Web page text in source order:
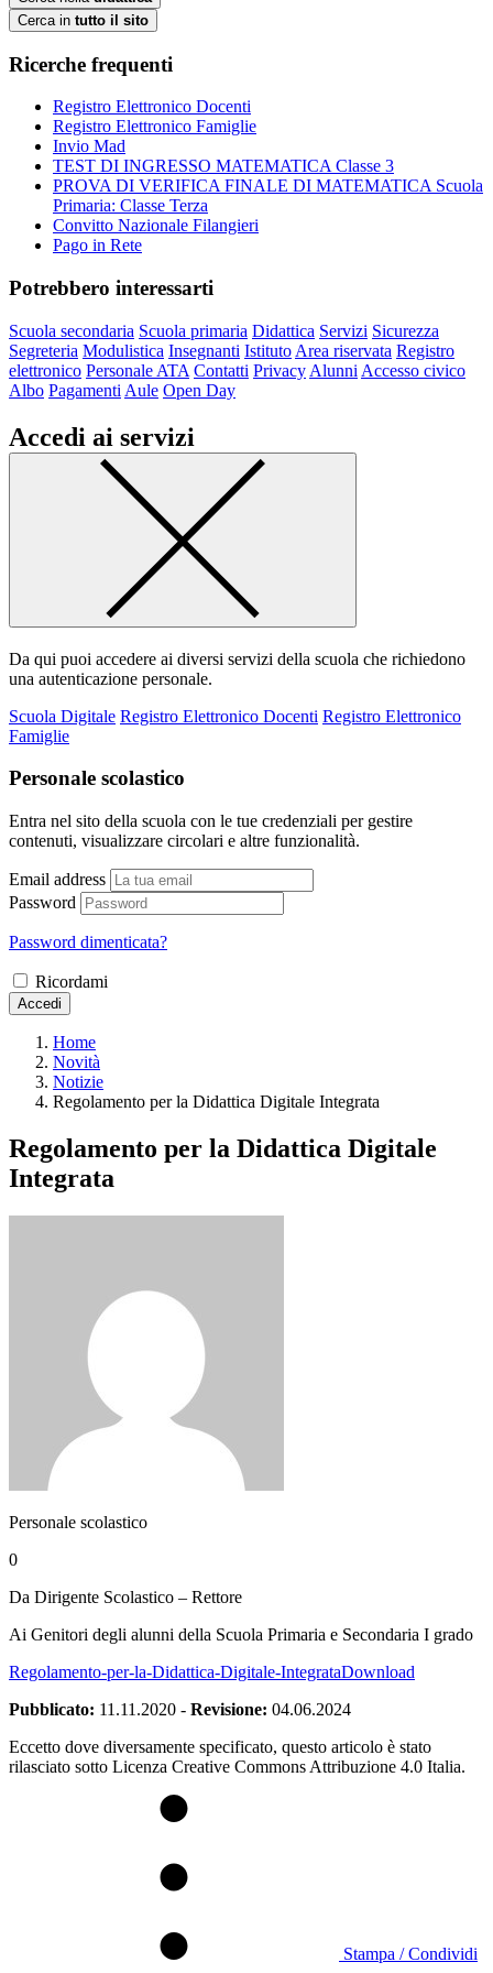
Cerca in tutto il sito
Ricerche frequenti
Registro Elettronico Docenti
Registro Elettronico Famiglie
Invio Mad
TEST DI INGRESSO MATEMATICA Classe 3
PROVA DI VERIFICA FINALE DI MATEMATICA Scuola
Primaria: Classe Terza
Convitto Nazionale Filangieri
Pago in Rete
Potrebbero interessarti
Scuola secondaria Scuola primaria Didattica Servizi Sicurezza
Segreteria Modulistica Insegnanti Istituto Area riservata Registro
elettronico Personale ATA Contatti Privacy Alunni Accesso civico
Albo Pagamenti Aule Open Day
Accedi ai servizi
Da qui puoi accedere ai diversi servizi della scuola che richiedono
una autenticazione personale.
Scuola Digitale Registro Elettronico Docenti Registro Elettronico
Famiglie
Personale scolastico
Entra nel sito della scuola con le tue credenziali per gestire
contenuti, visualizzare circolari e altre funzionalità.
Email address
Password
Password dimenticata?
Ricordami
Accedi
Home
Novità
Notizie
Regolamento per la Didattica Digitale Integrata
Regolamento per la Didattica Digitale
Integrata
Personale scolastico
0
Da Dirigente Scolastico – Rettore
Ai Genitori degli alunni della Scuola Primaria e Secondaria I grado
Regolamento-per-la-Didattica-Digitale-IntegrataDownload
Pubblicato: 11.11.2020 - Revisione: 04.06.2024
Eccetto dove diversamente specificato, questo articolo è stato
rilasciato sotto Licenza Creative Commons Attribuzione 4.0 Italia.
Stampa / Condividi